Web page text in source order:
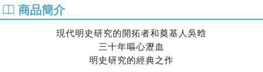
商品簡介
現代明史研究的開拓者和奠基人吳晗
三十年嘔心瀝血
明史研究的經典之作